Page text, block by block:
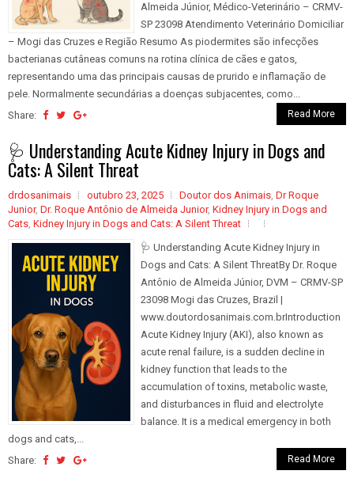
Almeida Júnior, Médico-Veterinário – CRMV-
SP 23098 Atendimento Veterinário Domiciliar
– Mogi das Cruzes e Região Resumo As piodermites são infecções
bacterianas cutâneas comuns na rotina clínica de cães e gatos,
representando uma das principais causas de prurido e inflamação de
pele. Normalmente secundárias a doenças subjacentes, como...
Share:
Read More
🩺 Understanding Acute Kidney Injury in Dogs and
Cats: A Silent Threat
drdosanimais outubro 23, 2025 Doutor dos Animais, Dr Roque
Junior, Dr. Roque Antônio de Almeida Junior, Kidney Injury in Dogs and
Cats, Kidney Injury in Dogs and Cats: A Silent Threat
🩺 Understanding Acute Kidney Injury in
Dogs and Cats: A Silent ThreatBy Dr. Roque
Antônio de Almeida Júnior, DVM – CRMV-SP
23098 Mogi das Cruzes, Brazil |
www.doutordosanimais.com.brIntroduction
Acute Kidney Injury (AKI), also known as
acute renal failure, is a sudden decline in
kidney function that leads to the
accumulation of toxins, metabolic waste,
and disturbances in fluid and electrolyte
balance. It is a medical emergency in both
dogs and cats,...
Share:
Read More